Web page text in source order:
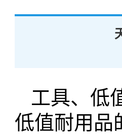
工具、低
低值耐用品